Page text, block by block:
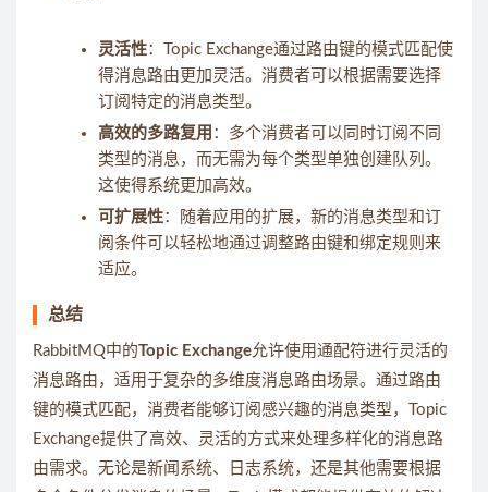
灵活性：Topic Exchange通过路由键的模式匹配使
得消息路由更加灵活。消费者可以根据需要选择
订阅特定的消息类型。
高效的多路复用 ：多个消费者可以同时订阅不同
类型的消息，而无需为每个类型单独创建队列。
这使得系统更加高效。
可扩展性：随着应用的扩展，新的消息类型和订
阅条件可以轻松地通过调整路由键和绑定规则来
适应。
总结
RabbitMQ中的Topic Exchange允许使用通配符进行灵活的
消息路由，适用于复杂的多维度消息路由场景。通过路由
键的模式匹配，消费者能够订阅感兴趣的消息类型，Topic
Exchange提供了高效、灵活的方式来处理多样化的消息路
由需求。无论是新闻系统、日志系统，还是其他需要根据